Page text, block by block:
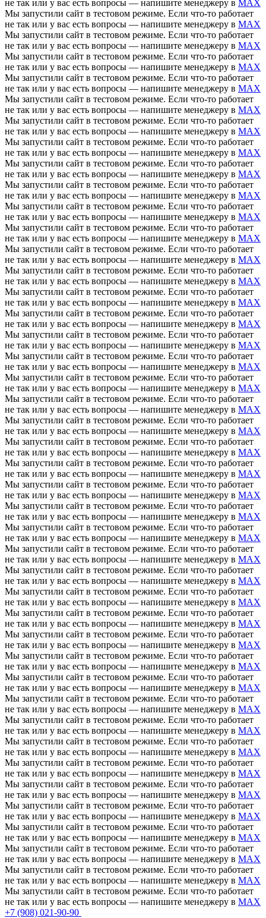
не так или у вас есть вопросы — напишите менеджеру в MAX
Мы запустили сайт в тестовом режиме. Если что-то работает
не так или у вас есть вопросы — напишите менеджеру в MAX
Мы запустили сайт в тестовом режиме. Если что-то работает
не так или у вас есть вопросы — напишите менеджеру в MAX
Мы запустили сайт в тестовом режиме. Если что-то работает
не так или у вас есть вопросы — напишите менеджеру в MAX
Мы запустили сайт в тестовом режиме. Если что-то работает
не так или у вас есть вопросы — напишите менеджеру в MAX
Мы запустили сайт в тестовом режиме. Если что-то работает
не так или у вас есть вопросы — напишите менеджеру в MAX
Мы запустили сайт в тестовом режиме. Если что-то работает
не так или у вас есть вопросы — напишите менеджеру в MAX
Мы запустили сайт в тестовом режиме. Если что-то работает
не так или у вас есть вопросы — напишите менеджеру в MAX
Мы запустили сайт в тестовом режиме. Если что-то работает
не так или у вас есть вопросы — напишите менеджеру в MAX
Мы запустили сайт в тестовом режиме. Если что-то работает
не так или у вас есть вопросы — напишите менеджеру в MAX
Мы запустили сайт в тестовом режиме. Если что-то работает
не так или у вас есть вопросы — напишите менеджеру в MAX
Мы запустили сайт в тестовом режиме. Если что-то работает
не так или у вас есть вопросы — напишите менеджеру в MAX
Мы запустили сайт в тестовом режиме. Если что-то работает
не так или у вас есть вопросы — напишите менеджеру в MAX
Мы запустили сайт в тестовом режиме. Если что-то работает
не так или у вас есть вопросы — напишите менеджеру в MAX
Мы запустили сайт в тестовом режиме. Если что-то работает
не так или у вас есть вопросы — напишите менеджеру в MAX
Мы запустили сайт в тестовом режиме. Если что-то работает
не так или у вас есть вопросы — напишите менеджеру в MAX
Мы запустили сайт в тестовом режиме. Если что-то работает
не так или у вас есть вопросы — напишите менеджеру в MAX
Мы запустили сайт в тестовом режиме. Если что-то работает
не так или у вас есть вопросы — напишите менеджеру в MAX
Мы запустили сайт в тестовом режиме. Если что-то работает
не так или у вас есть вопросы — напишите менеджеру в MAX
Мы запустили сайт в тестовом режиме. Если что-то работает
не так или у вас есть вопросы — напишите менеджеру в MAX
Мы запустили сайт в тестовом режиме. Если что-то работает
не так или у вас есть вопросы — напишите менеджеру в MAX
Мы запустили сайт в тестовом режиме. Если что-то работает
не так или у вас есть вопросы — напишите менеджеру в MAX
Мы запустили сайт в тестовом режиме. Если что-то работает
не так или у вас есть вопросы — напишите менеджеру в MAX
Мы запустили сайт в тестовом режиме. Если что-то работает
не так или у вас есть вопросы — напишите менеджеру в MAX
Мы запустили сайт в тестовом режиме. Если что-то работает
не так или у вас есть вопросы — напишите менеджеру в MAX
Мы запустили сайт в тестовом режиме. Если что-то работает
не так или у вас есть вопросы — напишите менеджеру в MAX
Мы запустили сайт в тестовом режиме. Если что-то работает
не так или у вас есть вопросы — напишите менеджеру в MAX
Мы запустили сайт в тестовом режиме. Если что-то работает
не так или у вас есть вопросы — напишите менеджеру в MAX
Мы запустили сайт в тестовом режиме. Если что-то работает
не так или у вас есть вопросы — напишите менеджеру в MAX
Мы запустили сайт в тестовом режиме. Если что-то работает
не так или у вас есть вопросы — напишите менеджеру в MAX
Мы запустили сайт в тестовом режиме. Если что-то работает
не так или у вас есть вопросы — напишите менеджеру в MAX
Мы запустили сайт в тестовом режиме. Если что-то работает
не так или у вас есть вопросы — напишите менеджеру в MAX
Мы запустили сайт в тестовом режиме. Если что-то работает
не так или у вас есть вопросы — напишите менеджеру в MAX
Мы запустили сайт в тестовом режиме. Если что-то работает
не так или у вас есть вопросы — напишите менеджеру в MAX
Мы запустили сайт в тестовом режиме. Если что-то работает
не так или у вас есть вопросы — напишите менеджеру в MAX
Мы запустили сайт в тестовом режиме. Если что-то работает
не так или у вас есть вопросы — напишите менеджеру в MAX
Мы запустили сайт в тестовом режиме. Если что-то работает
не так или у вас есть вопросы — напишите менеджеру в MAX
Мы запустили сайт в тестовом режиме. Если что-то работает
не так или у вас есть вопросы — напишите менеджеру в MAX
Мы запустили сайт в тестовом режиме. Если что-то работает
не так или у вас есть вопросы — напишите менеджеру в MAX
Мы запустили сайт в тестовом режиме. Если что-то работает
не так или у вас есть вопросы — напишите менеджеру в MAX
Мы запустили сайт в тестовом режиме. Если что-то работает
не так или у вас есть вопросы — напишите менеджеру в MAX
Мы запустили сайт в тестовом режиме. Если что-то работает
не так или у вас есть вопросы — напишите менеджеру в MAX
Мы запустили сайт в тестовом режиме. Если что-то работает
не так или у вас есть вопросы — напишите менеджеру в MAX
+7 (908) 021-90-90